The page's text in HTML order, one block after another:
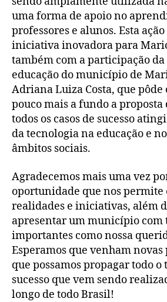
uma forma de apoio no
professores e alunos. Esta
iniciativa inovadora para
também com a participação
educação do município de
Adriana Luiza Costa, que
pouco mais a fundo a
todos os casos de sucesso
da tecnologia na educação e
âmbitos sociais.
Agradecemos mais uma vez
oportunidade que nos permite
realidades e iniciativas, além
apresentar um município com
importantes como nossa
Esperamos que venham
que possamos propagar todo o
sucesso que vem sendo
longo de todo Brasil!